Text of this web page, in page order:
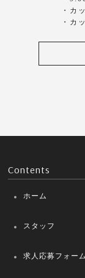
・カ
・カ
Contents
ホーム
スタッフ
求人応募フォーム